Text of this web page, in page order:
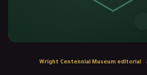
Wright Centennial Museum editorial